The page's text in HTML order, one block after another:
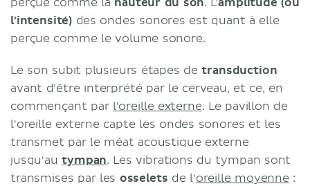
l'intensité) des ondes sonores est quant à elle
perçue comme le volume sonore.
Le son subit plusieurs étapes detransduction
avant d'être interprété par le cerveau, et ce, en
commençant par l'oreille externe. Le pavillon de
l'oreille externe capte les ondes sonores et les
transmet par le méat acoustique externe
jusqu'autympan. Les vibrations du tympan sont
transmises par les osselets de l'oreille moyenne :